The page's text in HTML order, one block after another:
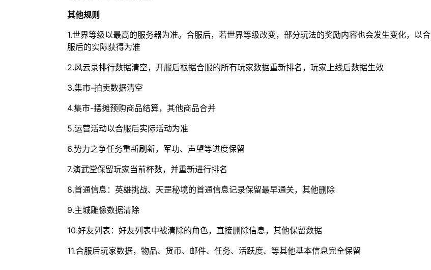
其他规则
1.世界等级以最高的服务器为准。合服后，若世界等级改变，部分玩法的奖励内容也会发生变化，以合
服后的实际获得为准
2.风云录排行数据清空，开服后根据合服的所有玩家数据重新排名，玩家上线后数据生效
3.集市-拍卖数据清空
4.集市-摆摊预购商品结算，其他商品合并
5.运营活动以合服后实际活动为准
6.势力之争任务重新刷新，军功、声望等进度保留
7.演武堂保留玩家当前杯数，并重新进行排名
8.首通信息：英雄挑战、天罡秘境的首通信息记录保留最早通关，其他删除
9.主城雕像数据清除
10.好友列表：好友列表中被清除的角色，直接删除信息，其他保留数据
11.合服后玩家数据，物品、货币、邮件、任务、活跃度、等其他基本信息完全保留